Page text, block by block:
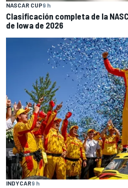
NASCAR CUP9 h
Clasificación completa de la
de Iowa de 2026
INDYCAR9 h